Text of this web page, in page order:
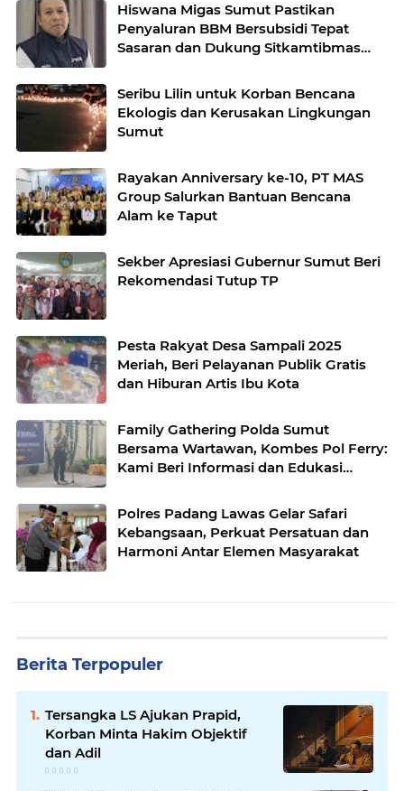
Hiswana Migas Sumut Pastikan
Penyaluran BBM Bersubsidi Tepat
Sasaran dan Dukung Sitkamtibmas
Seribu Lilin untuk Korban Bencana
Ekologis dan Kerusakan Lingkungan
Sumut
Rayakan Anniversary ke-10, PT MAS
Group Salurkan Bantuan Bencana
Alam ke Taput
Sekber Apresiasi Gubernur Sumut Beri
Rekomendasi Tutup TP
Pesta Rakyat Desa Sampali 2025
Meriah, Beri Pelayanan Publik Gratis
dan Hiburan Artis Ibu Kota
Family Gathering Polda Sumut
Bersama Wartawan, Kombes Pol Ferry:
Kami Beri Informasi dan Edukasi
Polres Padang Lawas Gelar Safari
Kebangsaan, Perkuat Persatuan dan
Harmoni Antar Elemen Masyarakat
Berita Terpopuler
Tersangka LS Ajukan Prapid,
Korban Minta Hakim Objektif
dan Adil